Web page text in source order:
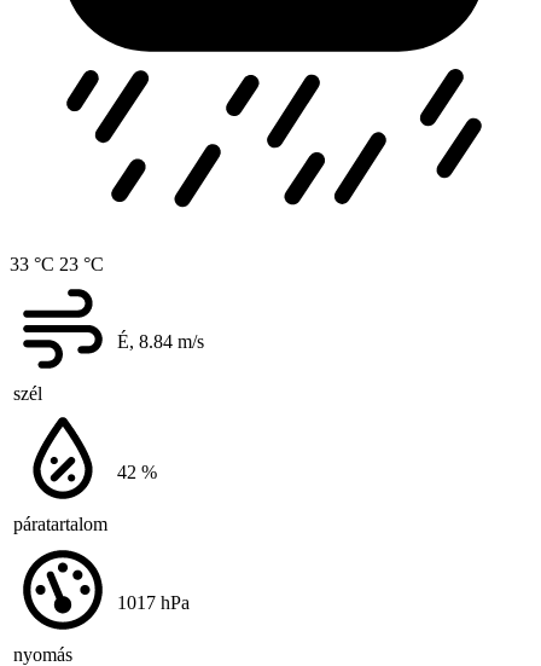
33 °C 23 °C
szél
É, 8.84 m/s
páratartalom
42 %
nyomás
1017 hPa